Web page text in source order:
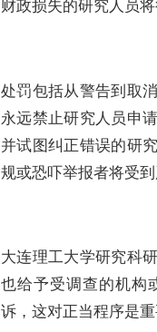
财政损失的研究人员将
处罚包括从警告到取
永远禁止研究人员申
并试图纠正错误的研
规或恐吓举报者将受到
大连理工大学研究科
也给予受调查的机构
诉，这对正当程序是重